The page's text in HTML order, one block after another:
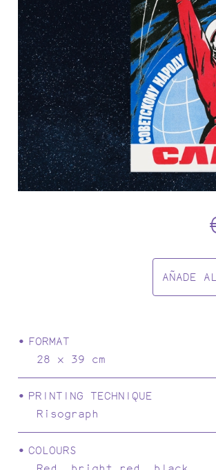
AÑADE
FORMAT
28 x 39 cm
PRINTING TECHNIQUE
Risograph
COLOURS